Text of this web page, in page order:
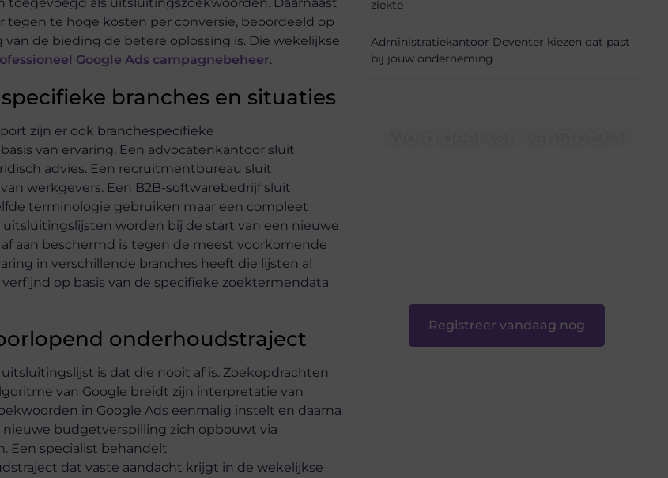
te hoge kosten per conversie, beoordeeld op
de bieding de betere oplossing is. Die wekelijkse
Google Ads campagnebeheer.
branches en situaties
zijn er ook branchespecifieke
van ervaring. Een advocatenkantoor sluit
advies. Een recruitmentbureau sluit
werkgevers. Een B2B-softwarebedrijf sluit
terminologie gebruiken maar een compleet
worden bij de start van een nieuwe
aan beschermd is tegen de meest voorkomende
in verschillende branches heeft die lijsten al
op basis van de specifieke zoektermendata
onderhoudstraject
is dat die nooit af is. Zoekopdrachten
van Google breidt zijn interpretatie van
in Google Ads eenmalig instelt en daarna
budgetverspilling zich opbouwt via
Een specialist behandelt
dat vaste aandacht krijgt in de wekelijkse
ziekte
Administratiekantoor Deventer kiezen dat past
bij jouw onderneming
Registreer vandaag nog